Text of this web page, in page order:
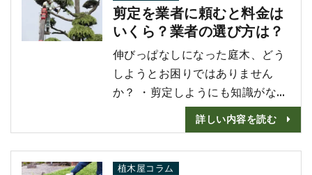
方もいらっしゃるかもしれませ
ん。 伐採と剪定は一緒の意味にさ
れがちな言葉ですが、実は意味も
目的も全く異なります。 この記
事では伐採とは何なのか･･･
剪定を業者に頼むと料金は
いくら？業者の選び方は？
伸びっぱなしになった庭木、どう
しようとお困りではありません
か？ ・剪定しようにも知識がない
のでわからない ・木の枝が道にせ
り出してしまった ・伸びた枝の葉
が隣の家に落ちた こんな時は専門
知識を持つプロに剪定を任せまし
詳しい内容を読む
植木屋コラム